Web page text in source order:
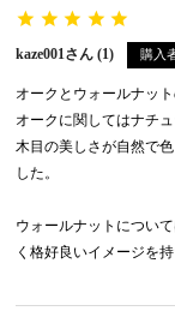
kaze001 1 購入
オークとウォールナッ
オークに関してはナチ
木目の美しさが自然で
した。
ウォールナットについ
く格好良いイメージを持